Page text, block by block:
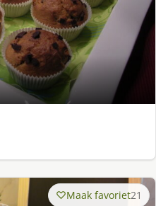
Maak favoriet21